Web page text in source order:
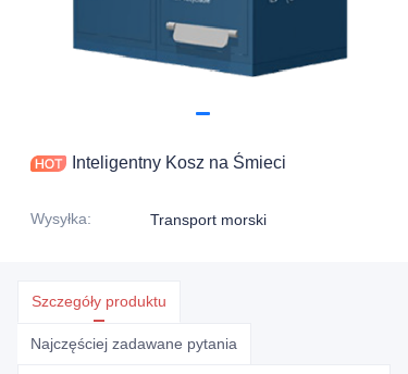
Inteligentny Kosz na Śmieci
Wysyłka: Transport morski
Szczegóły produktu
Najczęściej zadawane pytania